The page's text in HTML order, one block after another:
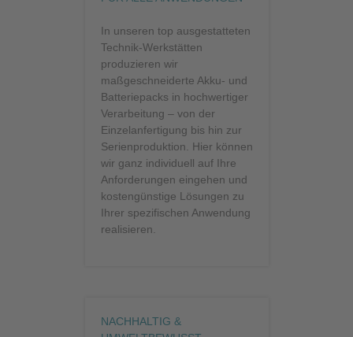
In unseren top ausgestatteten
Technik-Werkstätten
produzieren wir
maßgeschneiderte Akku- und
Batteriepacks in hochwertiger
Verarbeitung – von der
Einzelanfertigung bis hin zur
Serienproduktion. Hier können
wir ganz individuell auf Ihre
Anforderungen eingehen und
kostengünstige Lösungen zu
Ihrer spezifischen Anwendung
realisieren.
NACHHALTIG &